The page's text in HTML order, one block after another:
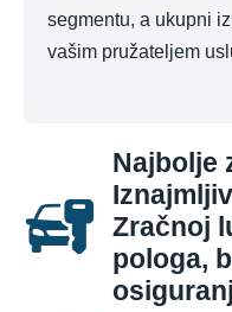
segmentu, a ukupni
vašim pružateljem
Najbolje
Zračnoj
pologa,